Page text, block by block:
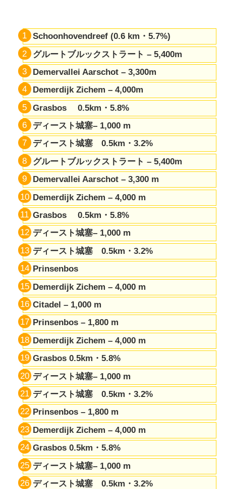
Schoonhovendreef (0.6 km・5.7%)
グルートブルックストラート – 5,400m
Demervallei Aarschot – 3,300m
Demerdijk Zichem – 4,000m
Grasbos 0.5km・5.8%
ディースト城塞– 1,000 m
ディースト城塞 0.5km・3.2%
グルートブルックストラート – 5,400m
Demervallei Aarschot – 3,300 m
Demerdijk Zichem – 4,000 m
Grasbos 0.5km・5.8%
ディースト城塞– 1,000 m
ディースト城塞 0.5km・3.2%
Prinsenbos
Demerdijk Zichem – 4,000 m
Citadel – 1,000 m
Prinsenbos – 1,800 m
Demerdijk Zichem – 4,000 m
Grasbos 0.5km・5.8%
ディースト城塞– 1,000 m
ディースト城塞 0.5km・3.2%
Prinsenbos – 1,800 m
Demerdijk Zichem – 4,000 m
Grasbos 0.5km・5.8%
ディースト城塞– 1,000 m
ディースト城塞 0.5km・3.2%